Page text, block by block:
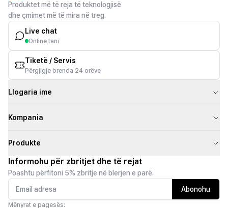
Produktet më të reja të teknologjisë
dhe çmimet më të mira në treg.
Live chat
Online tani
Tiketë / Servis
Përgjigje brenda 24 orëve
Llogaria ime
Kompania
Produkte
Informohu për zbritjet dhe të rejat
Poashtu përfitoni 5% zbritje në blerjen e parë.
Abonohu
Mënyrat e pagesës: